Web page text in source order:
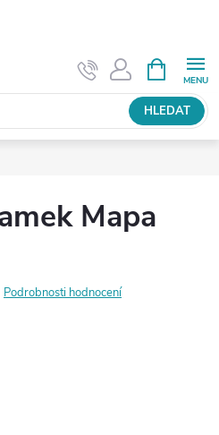
HLEDAT
NÁKUPNÍ
KOŠÍK
Mapa
Podrobnosti hodnocení